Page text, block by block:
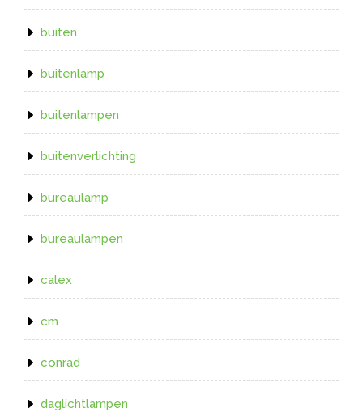
buiten
buitenlamp
buitenlampen
buitenverlichting
bureaulamp
bureaulampen
calex
cm
conrad
daglichtlampen